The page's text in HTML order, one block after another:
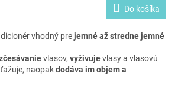
Do košíka
vhodný prejemné až stredne jemné
vlasov, vyživujevlasy a vlasovú
naopakdodáva im objem a